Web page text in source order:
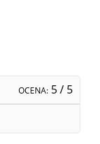
OCENA: 5/ 5